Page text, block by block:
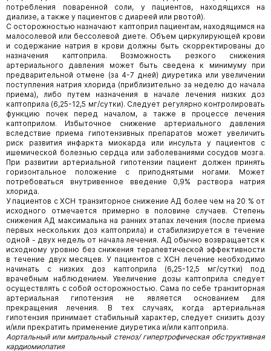
потребления поваренной соли, у пациентов, находящихся на
диализе, а также у пациентов с диареей или рвотой).
С осторожностью назначают каптоприл пациентам, находящимся на
малосолевой или бессолевой диете. Объем циркулирующей крови
и содержание натрия в крови должны быть скорректированы до
назначения каптоприла. Возможность резкого снижения
артериального давления может быть сведена к минимуму при
предварительной отмене (за 4-7 дней) диуретика или увеличении
поступления натрия хлорида (приблизительно за неделю до начала
приема), либо путем назначения в начале лечения низких доз
каптоприла (6,25-12,5 мг/сутки). Следует регулярно контролировать
функцию почек перед началом, а также в процессе лечения
каптоприлом. Избыточное снижение артериального давления
вследствие приема гипотензивных препаратов может увеличить
риск развития инфаркта миокарда или инсульта у пациентов с
ишемической болезнью сердца или заболеваниями сосудов мозга.
При развитии артериальной гипотензии пациент должен принять
горизонтальное положение с приподнятыми ногами. Может
потребоваться внутривенное введение 0,9% раствора натрия
хлорида.
У пациентов с ХСН транзиторное снижение АД более чем на 20 % от
исходного отмечается примерно в половине случаев. Степень
снижения АД максимальна на ранних этапах лечения (после приема
первых нескольких доз каптоприла) и стабилизируется в течение
одной - двух недель от начала лечения. АД обычно возвращается к
исходному уровню без снижения терапевтической эффективности
в течение двух месяцев. У пациентов с ХСН лечение необходимо
начинать с низких доз каптоприла (6,25-12,5 мг/сутки) под
врачебным наблюдением. Увеличение дозы каптоприла следует
осуществлять с собой осторожностью. Сама по себе транзиторная
артериальная гипотензия не является основанием для
прекращения лечения. В тех случаях, когда артериальная
гипотензия принимает стабильный характер, следует снизить дозу
и/или прекратить применение диуретика и/или каптоприла.
Аортальный или митральный стеноз/ гипертрофическая обструктивная
кардиомиопатия